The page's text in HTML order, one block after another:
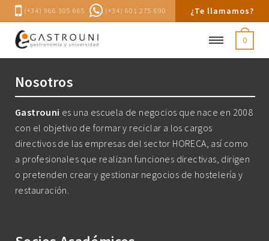
(+34) 966 305 665 (+34) 601 275 690 ¿Te llamamos?
0
Nosotros
Gastrouni es una escuela de negocios que nace en 2008
con el objetivo de formar y reciclar a los cargos
directivos de las empresas del sector HORECA, así como
a profesionales que realizan funciones directivas, dirigen
o pretenden crear y gestionar negocios de hostelería y
restauración.